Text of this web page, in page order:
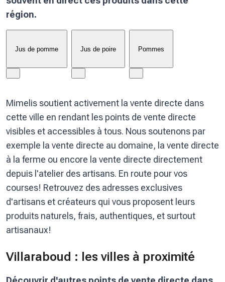
région.
Jus de pomme Jus de poire Pommes
Mimelis soutient activement la vente directe dans
cette ville en rendant les points de vente directe
visibles et accessibles à tous. Nous soutenons par
exemple la vente directe au domaine, la vente directe
à la ferme ou encore la vente directe directement
depuis l'atelier des artisans. En route pour vos
courses! Retrouvez des adresses exclusives
d'artisans et créateurs qui vous proposent leurs
produits naturels, frais, authentiques, et surtout
artisanaux!
Villaraboud : les villes à proximité